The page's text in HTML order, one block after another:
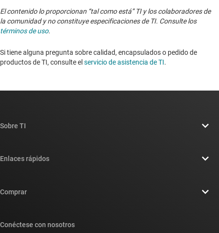
El contenido lo proporcionan “tal como está” TI y los colaboradores de
la comunidad y no constituye especificaciones de TI. Consulte los
términos de uso.
Si tiene alguna pregunta sobre calidad, encapsulados o pedido de
productos de TI, consulte el servicio de asistencia de TI. ​​​​​​​​​​​​​​
Sobre TI
Sala de redacción
Enlaces rápidos
Búsqueda de referencias cruzadas
Comprar
Conéctese con nosotros